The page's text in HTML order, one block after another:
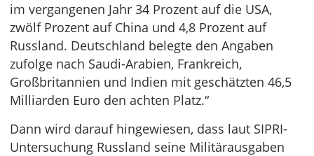
im vergangenen Jahr 34 Prozent auf die USA,
zwölf Prozent auf China und 4,8 Prozent auf
Russland. Deutschland belegte den Angaben
zufolge nach Saudi-Arabien, Frankreich,
Großbritannien und Indien mit geschätzten 46,5
Milliarden Euro den achten Platz.“
Dann wird darauf hingewiesen, dass laut SIPRI-
Untersuchung Russland seine Militärausgaben